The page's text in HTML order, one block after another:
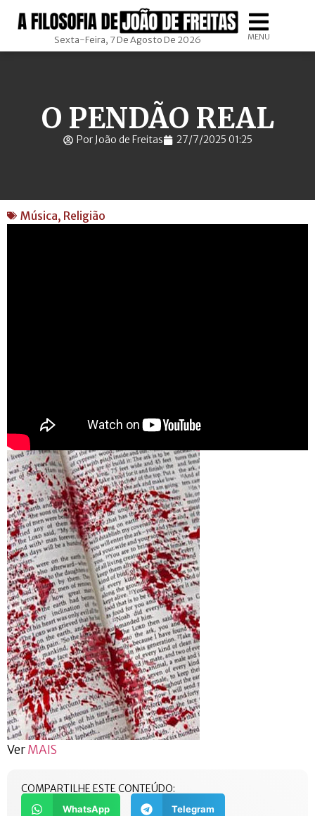
Sexta-Feira, 7 De Agosto De 2026 MENU
O PENDÃO REAL
Por João de Freitas 27/7/2025 01:25
Música, Religião
VerMAIS
COMPARTILHE ESTE CONTEÚDO:
WhatsApp Telegram